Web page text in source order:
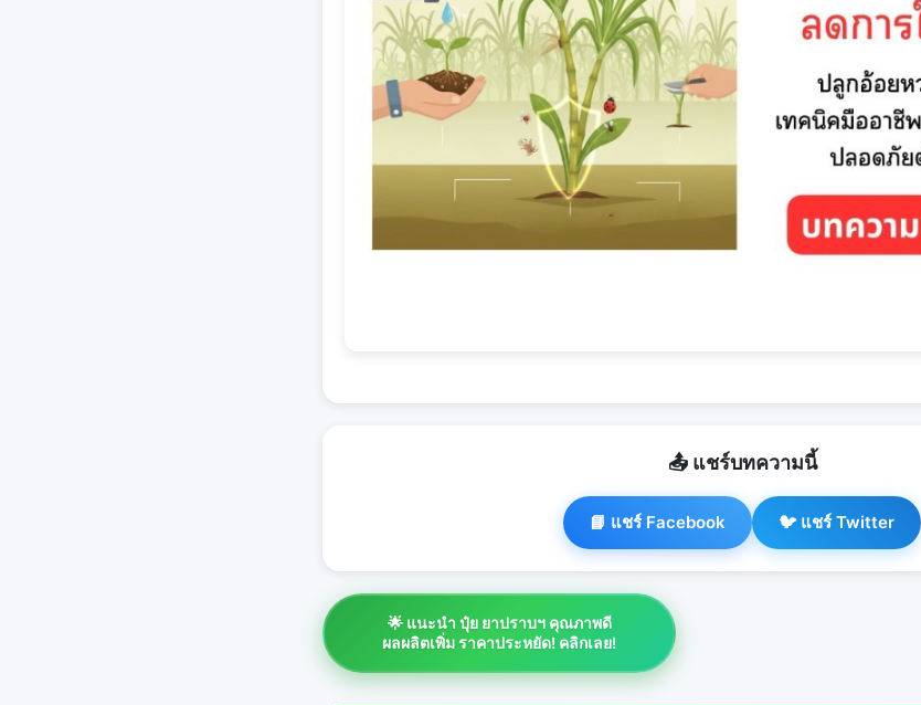
📤 แชร์บทความนี้
📘 แชร์ Facebook 🐦 แชร์ Twitter
🌟 แนะนำ ปุ๋ย ยาปราบฯ คุณภาพดี
ผลผลิตเพิ่ม ราคาประหยัด! คลิกเลย!